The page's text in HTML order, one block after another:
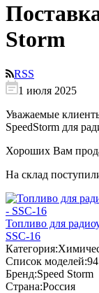
Storm
RSS
1 июля 2025
Уважаемые
SpeedStorm для
Хороших Вам
На склад
Топливо для
SSC-16
Категория:
Список моделей:
Бренд:Speed Storm
Страна:Россия